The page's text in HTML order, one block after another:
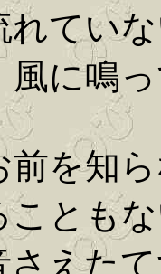
てい
に鳴
を知
とも
えた